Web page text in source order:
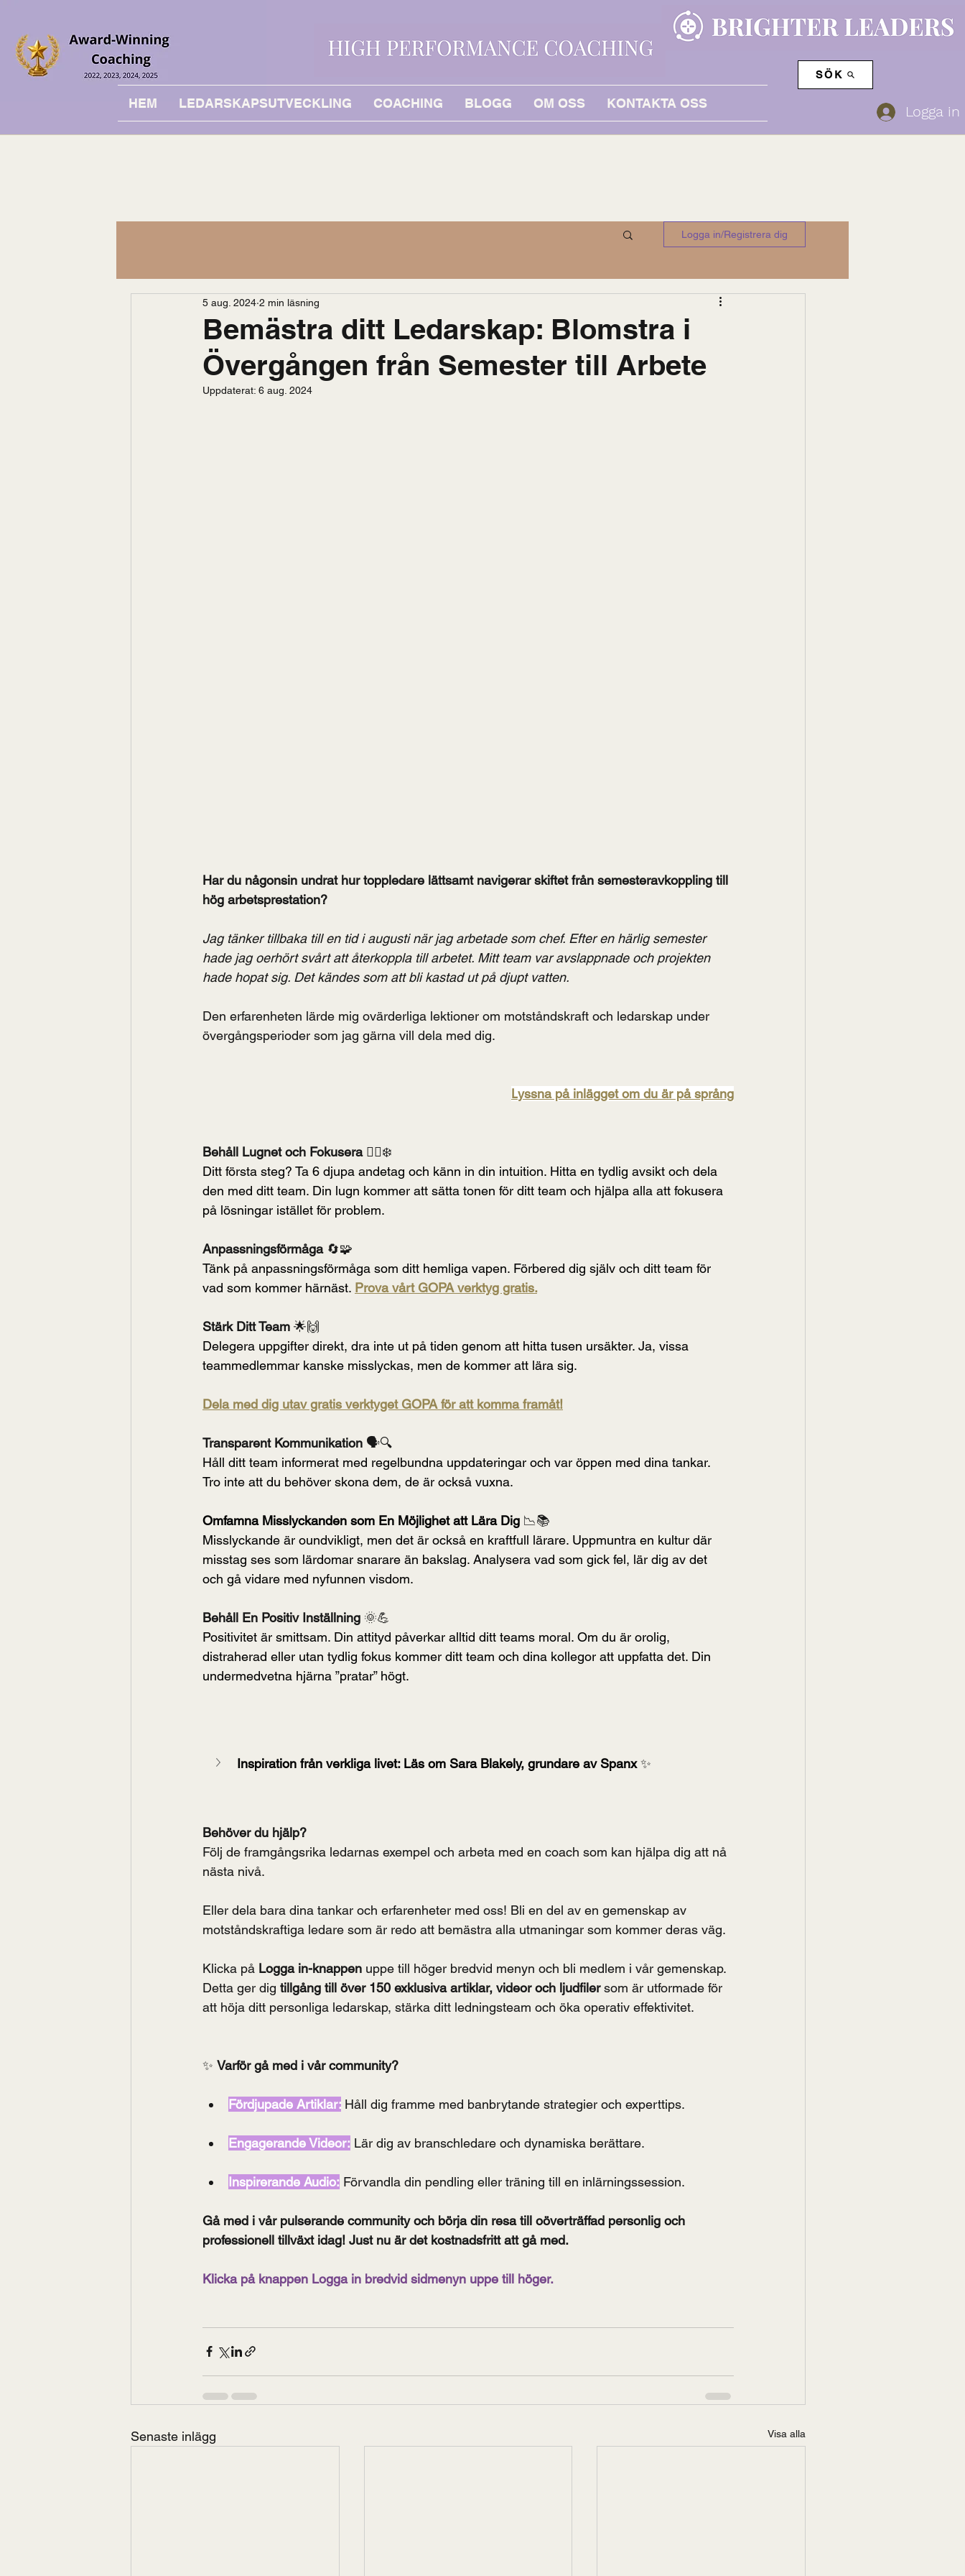
HEM LEDARSKAPSUTVECKLING COACHING BLOGG OM OSS KONTAKTA OSS
SÖK
Logga in
Logga in/Registrera dig
Bemästra ditt Ledarskap: Blomstra i
Övergången från Semester till Arbete
5 aug. 2024 2 min läsning
Uppdaterat: 6 aug. 2024
Har du någonsin undrat hur toppledare lättsamt navigerar skiftet från semesteravkoppling till
hög arbetsprestation?
Jag tänker tillbaka till en tid i augusti när jag arbetade som chef. Efter en härlig semester
hade jag oerhört svårt att återkoppla till arbetet. Mitt team var avslappnade och projekten
hade hopat sig. Det kändes som att bli kastad ut på djupt vatten.
Den erfarenheten lärde mig ovärderliga lektioner om motståndskraft och ledarskap under
övergångsperioder som jag gärna vill dela med dig.
Lyssna på inlägget om du är på språng
Behåll Lugnet och Fokusera 🧘‍♂️❄️
Ditt första steg? Ta 6 djupa andetag och känn in din intuition. Hitta en tydlig avsikt och dela
den med ditt team. Din lugn kommer att sätta tonen för ditt team och hjälpa alla att fokusera
på lösningar istället för problem.
Anpassningsförmåga 🔄🧩
Tänk på anpassningsförmåga som ditt hemliga vapen. Förbered dig själv och ditt team för
vad som kommer härnäst. Prova vårt GOPA verktyg gratis.
Stärk Ditt Team 🌟🙌
Delegera uppgifter direkt, dra inte ut på tiden genom att hitta tusen ursäkter. Ja, vissa
teammedlemmar kanske misslyckas, men de kommer att lära sig.
Dela med dig utav gratis verktyget GOPA för att komma framåt!
Transparent Kommunikation 🗣️🔍
Håll ditt team informerat med regelbundna uppdateringar och var öppen med dina tankar.
Tro inte att du behöver skona dem, de är också vuxna.
Omfamna Misslyckanden som En Möjlighet att Lära Dig 📉📚
Misslyckande är oundvikligt, men det är också en kraftfull lärare. Uppmuntra en kultur där
misstag ses som lärdomar snarare än bakslag. Analysera vad som gick fel, lär dig av det
och gå vidare med nyfunnen visdom.
Behåll En Positiv Inställning 🌞💪
Positivitet är smittsam. Din attityd påverkar alltid ditt teams moral. Om du är orolig,
distraherad eller utan tydlig fokus kommer ditt team och dina kollegor att uppfatta det. Din
undermedvetna hjärna ”pratar” högt.
Inspiration från verkliga livet: Läs om Sara Blakely, grundare av Spanx ✨
Behöver du hjälp?
Följ de framgångsrika ledarnas exempel och arbeta med en coach som kan hjälpa dig att nå
nästa nivå.
Eller dela bara dina tankar och erfarenheter med oss! Bli en del av en gemenskap av
motståndskraftiga ledare som är redo att bemästra alla utmaningar som kommer deras väg.
Klicka på Logga in-knappen uppe till höger bredvid menyn och bli medlem i vår gemenskap.
Detta ger dig tillgång till över 150 exklusiva artiklar, videor och ljudfiler som är utformade för
att höja ditt personliga ledarskap, stärka ditt ledningsteam och öka operativ effektivitet.
✨ Varför gå med i vår community?
Fördjupade Artiklar: Håll dig framme med banbrytande strategier och experttips.
Engagerande Videor: Lär dig av branschledare och dynamiska berättare.
Inspirerande Audio: Förvandla din pendling eller träning till en inlärningssession.
Gå med i vår pulserande community och börja din resa till oöverträffad personlig och
professionell tillväxt idag! Just nu är det kostnadsfritt att gå med.
Klicka på knappen Logga in bredvid sidmenyn uppe till höger.
Senaste inlägg Visa alla